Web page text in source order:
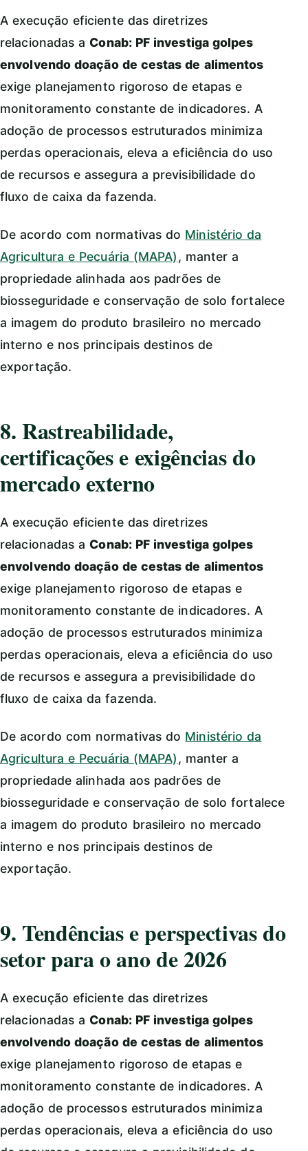
A execução eficiente das diretrizes
relacionadas aConab: PF investiga golpes
envolvendo doação de cestas de alimentos
exige planejamento rigoroso de etapas e
monitoramento constante de indicadores. A
adoção de processos estruturados minimiza
perdas operacionais, eleva a eficiência do uso
de recursos e assegura a previsibilidade do
fluxo de caixa da fazenda.
De acordo com normativas do Ministério da
Agricultura e Pecuária (MAPA), manter a
propriedade alinhada aos padrões de
biosseguridade e conservação de solo fortalece
a imagem do produto brasileiro no mercado
interno e nos principais destinos de
exportação.
8. Rastreabilidade,
certificações e exigências do
mercado externo
A execução eficiente das diretrizes
relacionadas aConab: PF investiga golpes
envolvendo doação de cestas de alimentos
exige planejamento rigoroso de etapas e
monitoramento constante de indicadores. A
adoção de processos estruturados minimiza
perdas operacionais, eleva a eficiência do uso
de recursos e assegura a previsibilidade do
fluxo de caixa da fazenda.
De acordo com normativas do Ministério da
Agricultura e Pecuária (MAPA), manter a
propriedade alinhada aos padrões de
biosseguridade e conservação de solo fortalece
a imagem do produto brasileiro no mercado
interno e nos principais destinos de
exportação.
9. Tendências e perspectivas do
setor para o ano de 2026
A execução eficiente das diretrizes
relacionadas aConab: PF investiga golpes
envolvendo doação de cestas de alimentos
exige planejamento rigoroso de etapas e
monitoramento constante de indicadores. A
adoção de processos estruturados minimiza
perdas operacionais, eleva a eficiência do uso